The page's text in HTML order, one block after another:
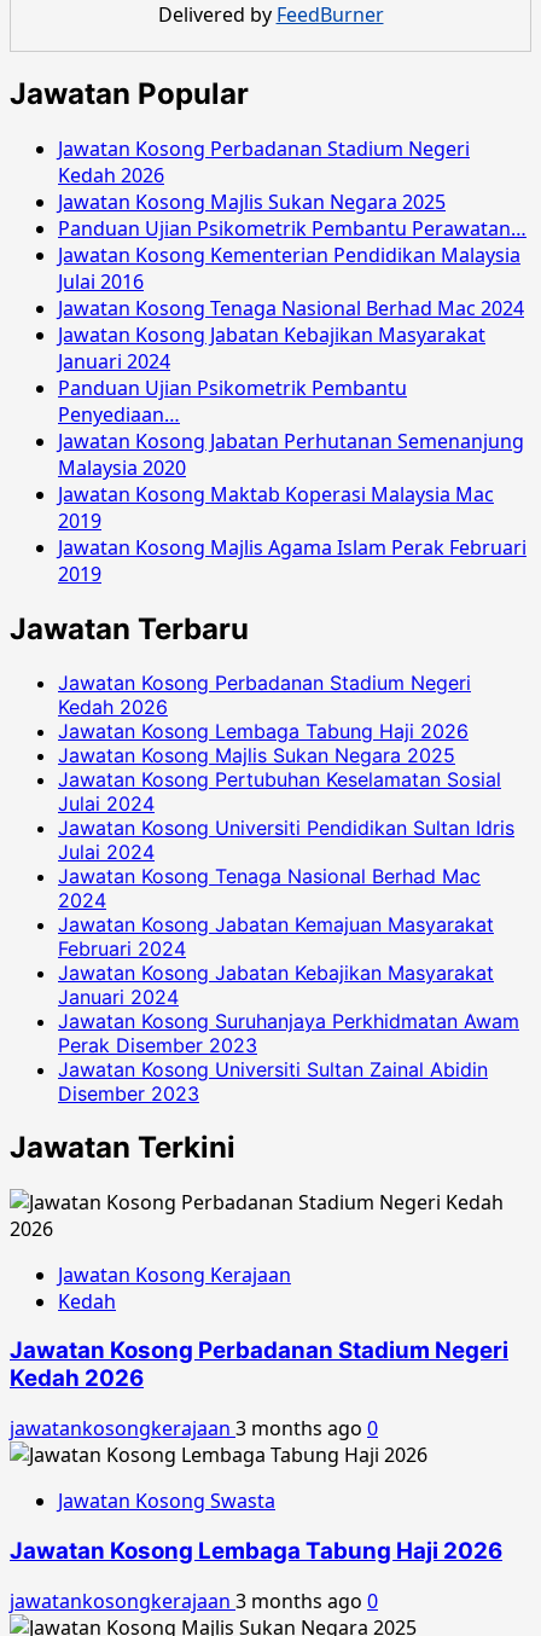
Awam
Negeri
Kelantan
Julai
Delivered by FeedBurner
Jawatan Popular
Jawatan Kosong Perbadanan Stadium Negeri
Kedah 2026
Jawatan Kosong Majlis Sukan Negara 2025
Panduan Ujian Psikometrik Pembantu Perawatan…
Jawatan Kosong Kementerian Pendidikan Malaysia
Julai 2016
Jawatan Kosong Tenaga Nasional Berhad Mac 2024
Jawatan Kosong Jabatan Kebajikan Masyarakat
Januari 2024
Panduan Ujian Psikometrik Pembantu
Penyediaan…
Jawatan Kosong Jabatan Perhutanan Semenanjung
Malaysia 2020
Jawatan Kosong Maktab Koperasi Malaysia Mac
2019
Jawatan Kosong Majlis Agama Islam Perak Februari
2019
Jawatan Terbaru
Jawatan Kosong Perbadanan Stadium Negeri
Kedah 2026
Jawatan Kosong Lembaga Tabung Haji 2026
Jawatan Kosong Majlis Sukan Negara 2025
Jawatan Kosong Pertubuhan Keselamatan Sosial
Julai 2024
Jawatan Kosong Universiti Pendidikan Sultan Idris
Julai 2024
Jawatan Kosong Tenaga Nasional Berhad Mac
2024
Jawatan Kosong Jabatan Kemajuan Masyarakat
Februari 2024
Jawatan Kosong Jabatan Kebajikan Masyarakat
Januari 2024
Jawatan Kosong Suruhanjaya Perkhidmatan Awam
Perak Disember 2023
Jawatan Kosong Universiti Sultan Zainal Abidin
Disember 2023
Jawatan Terkini
Jawatan Kosong Kerajaan
Kedah
Jawatan Kosong Perbadanan Stadium Negeri
Kedah 2026
jawatankosongkerajaan 3 months ago 0
Jawatan Kosong Swasta
Jawatan Kosong Lembaga Tabung Haji 2026
jawatankosongkerajaan 3 months ago 0